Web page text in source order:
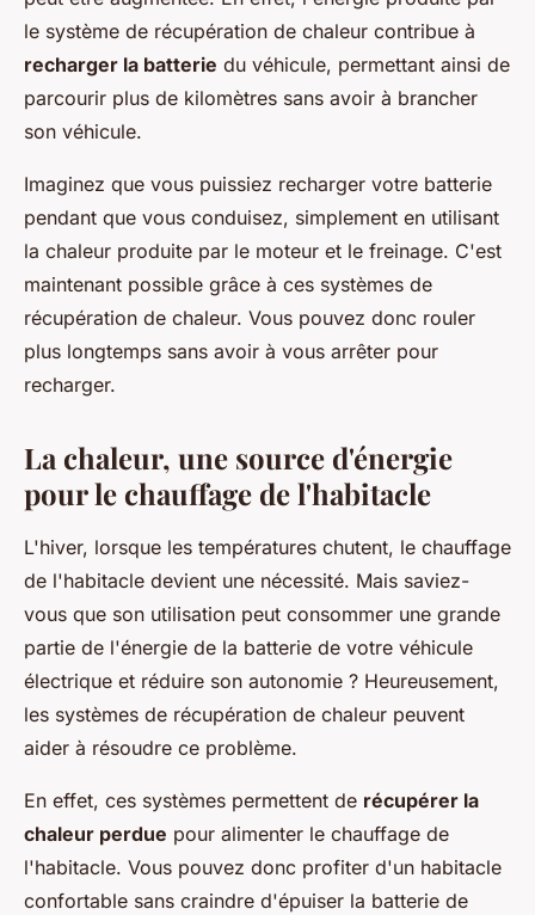
le système de récupération de chaleur contribue à
recharger la batterie du véhicule, permettant ainsi de
parcourir plus de kilomètres sans avoir à brancher
son véhicule.
Imaginez que vous puissiez recharger votre batterie
pendant que vous conduisez, simplement en utilisant
la chaleur produite par le moteur et le freinage. C'est
maintenant possible grâce à ces systèmes de
récupération de chaleur. Vous pouvez donc rouler
plus longtemps sans avoir à vous arrêter pour
recharger.
La chaleur, une source d'énergie
pour le chauffage de l'habitacle
L'hiver, lorsque les températures chutent, le chauffage
de l'habitacle devient une nécessité. Mais saviez-
vous que son utilisation peut consommer une grande
partie de l'énergie de la batterie de votre véhicule
électrique et réduire son autonomie ? Heureusement,
les systèmes de récupération de chaleur peuvent
aider à résoudre ce problème.
En effet, ces systèmes permettent de récupérer la
chaleur perdue pour alimenter le chauffage de
l'habitacle. Vous pouvez donc profiter d'un habitacle
confortable sans craindre d'épuiser la batterie de